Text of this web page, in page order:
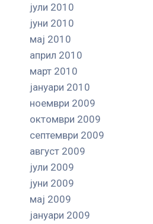
јули 2010
јуни 2010
мај 2010
април 2010
март 2010
јануари 2010
ноември 2009
октомври 2009
септември 2009
август 2009
јули 2009
јуни 2009
мај 2009
јануари 2009